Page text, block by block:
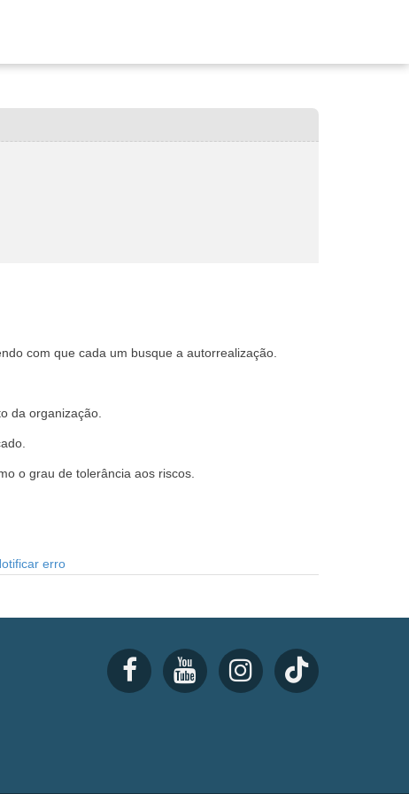
com que cada um busque a autorrealização.
da organização.
o grau de tolerância aos riscos.
erro